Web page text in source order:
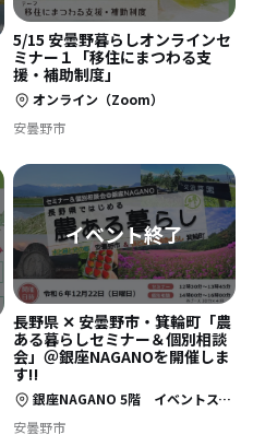
5/15 安曇野暮らしオンラインセ
ミナー１「移住にまつわる支
援・補助制度」
オンライン（Zoom）
安曇野市
長野県 ✕ 安曇野市・箕輪町「農
ある暮らしセミナー＆個別相談
会」＠銀座NAGANOを開催しま
す‼
銀座NAGANO 5階 イベントスペース(東京都中央区銀座5丁目6-5 NOCOビル)
安曇野市